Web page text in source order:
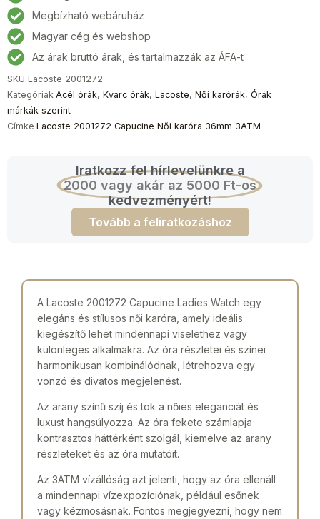
mennyiség
Megbízható webáruház
Magyar cég és webshop
Az árak bruttó árak, és tartalmazzák az ÁFA-t
SKU Lacoste 2001272
Kategóriák Acél órák, Kvarc órák, Lacoste, Női karórák, Órák
márkák szerint
Címke Lacoste 2001272 Capucine Női karóra 36mm 3ATM
Iratkozz fel hírlevelünkre a
2000 vagy akár az 5000 Ft-os
kedvezményért!
Tovább a feliratkozáshoz
A Lacoste 2001272 Capucine Ladies Watch egy
elegáns és stílusos női karóra, amely ideális
kiegészítő lehet mindennapi viselethez vagy
különleges alkalmakra. Az óra részletei és színei
harmonikusan kombinálódnak, létrehozva egy
vonzó és divatos megjelenést.
Az arany színű szíj és tok a nőies eleganciát és
luxust hangsúlyozza. Az óra fekete számlapja
kontrasztos háttérként szolgál, kiemelve az arany
részleteket és az óra mutatóit.
Az 3ATM vízállóság azt jelenti, hogy az óra ellenáll
a mindennapi vízexpozíciónak, például esőnek
vagy kézmosásnak. Fontos megjegyezni, hogy nem